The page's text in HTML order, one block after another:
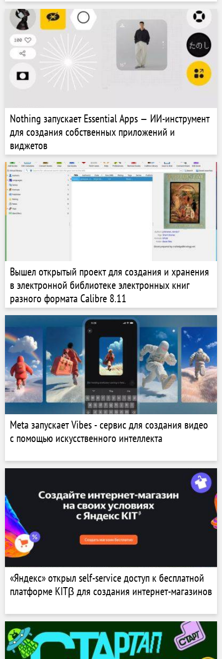
Nothing запускает Essential Apps — ИИ-инструмент
для создания собственных приложений и
виджетов
Вышел открытый проект для создания и хранения
в электронной библиотеке электронных книг
разного формата Calibre 8.11
Meta запускает Vibes - сервис для создания видео
с помощью искусственного интеллекта
«Яндекс» открыл self-service доступ к бесплатной
платформе KITβ для создания интернет-магазинов